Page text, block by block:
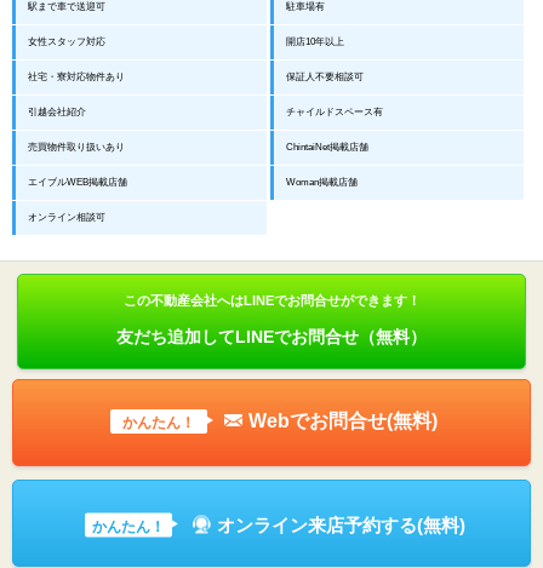
駅まで車で送迎可 駐車場有
女性スタッフ対応 開店10年以上
社宅・寮対応物件あり 保証人不要相談可
引越会社紹介 チャイルドスペース有
売買物件取り扱いあり ChintaiNet掲載店舗
エイブルWEB掲載店舗 Woman掲載店舗
オンライン相談可
この不動産会社へはLINEでお問合せができます！
友だち追加してLINEでお問合せ（無料）
かんたん！ Webでお問合せ(無料)
かんたん！ オンライン来店予約する(無料)